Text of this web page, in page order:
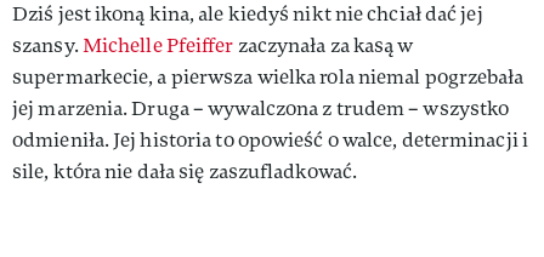
Dziś jest ikoną kina, ale kiedyś nikt nie chciał dać jej
szansy.Michelle Pfeiffer zaczynała za kasą w
supermarkecie, a pierwsza wielka rola niemal pogrzebała
jej marzenia. Druga – wywalczona z trudem – wszystko
odmieniła. Jej historia to opowieść o walce, determinacji i
sile, która nie dała się zaszufladkować.